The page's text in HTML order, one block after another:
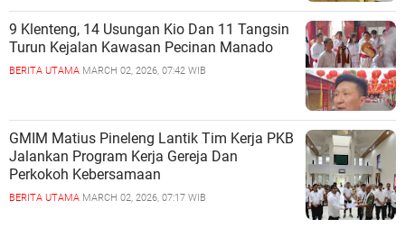
9 Klenteng, 14 Usungan Kio Dan 11 Tangsin
Turun Kejalan Kawasan Pecinan Manado
BERITA UTAMA MARCH 02, 2026, 07:42 WIB
GMIM Matius Pineleng Lantik Tim Kerja PKB
Jalankan Program Kerja Gereja Dan
Perkokoh Kebersamaan
BERITA UTAMA MARCH 02, 2026, 07:17 WIB